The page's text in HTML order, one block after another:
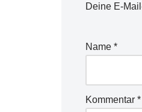
Deine E-
Name *
Kommentar *